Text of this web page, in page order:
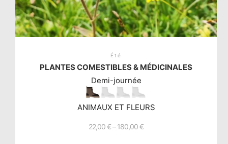
Été
PLANTES COMESTIBLES & MÉDICINALES
Demi-journée
ANIMAUX ET FLEURS
22,00 €–180,00 €